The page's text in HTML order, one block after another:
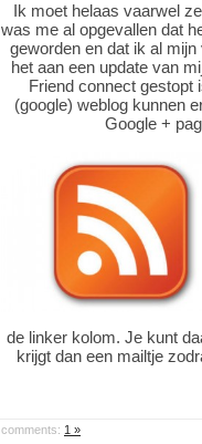
Ik moet helaas vaarwel
was me al opgevallen dat
geworden en dat ik al
het aan een update van
Friend connect gestopt
(google) weblog kunnen
Google +
de linker kolom. Je kunt
krijgt dan een mailtje
comments: 1 »